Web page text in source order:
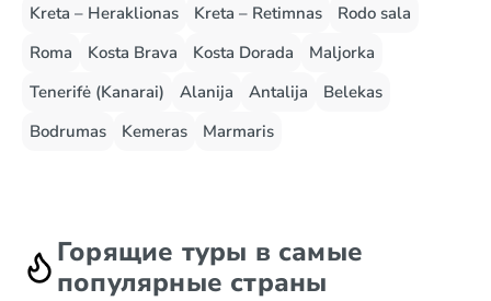
Kreta – Heraklionas
Kreta – Retimnas
Rodo sala
Roma
Kosta Brava Kosta Dorada
Maljorka
Tenerifė (Kanarai)
Alanija Antalija
Belekas
Bodrumas
Kemeras Marmaris
Горящие туры в самые
популярные страны